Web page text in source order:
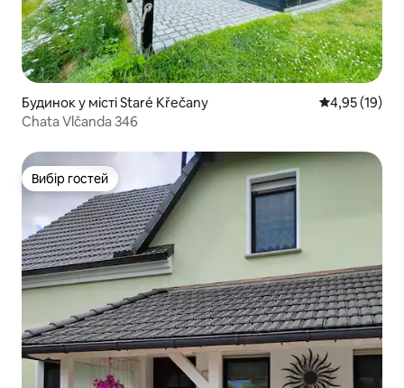
Будинок у місті Staré Křečany Середня
4,95 (19)
Chata Vlčanda 346
Вибір гостей
Вибір гостей